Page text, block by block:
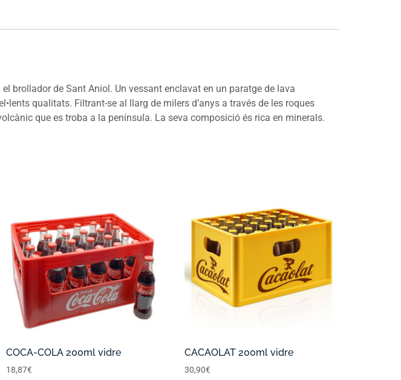
brollador de Sant Aniol. Un vessant enclavat en un paratge de lava
qualitats. Filtrant-se al llarg de milers d’anys a través de les roques
que es troba a la península. La seva composició és rica en minerals.
COCA-COLA 200ml vidre
18,87€
CACAOLAT 200ml vidre
30,90€